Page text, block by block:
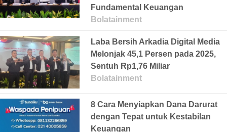
Fundamental Keuangan
Bolatainment
Laba Bersih Arkadia Digital Media
Melonjak 45,1 Persen pada 2025,
Sentuh Rp1,76 Miliar
Bolatainment
8 Cara Menyiapkan Dana Darurat
dengan Tepat untuk Kestabilan
Keuangan